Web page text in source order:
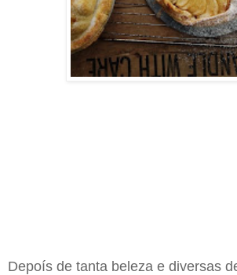
Depoís de tanta beleza e diversas